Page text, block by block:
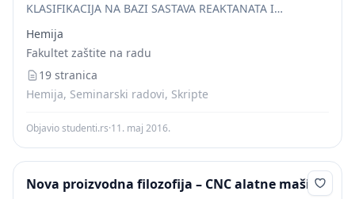
KLASIFIKACIJA NA BAZI SASTAVA REAKTANATA I
REAKTANATA I PRODUKATA| |TIP REAKCIJE OPIS I
PRIMER|TIP REAKCIJE OPIS I PRIMER| |REAKCIJE
SPAJANJA...
Hemija
Fakultet zaštite na radu
19 stranica
Hemija, Seminarski radovi, Skripte
Objavio studenti.rs·11. maj 2016.
Nova proizvodna filozofija – CNC alatne mašine